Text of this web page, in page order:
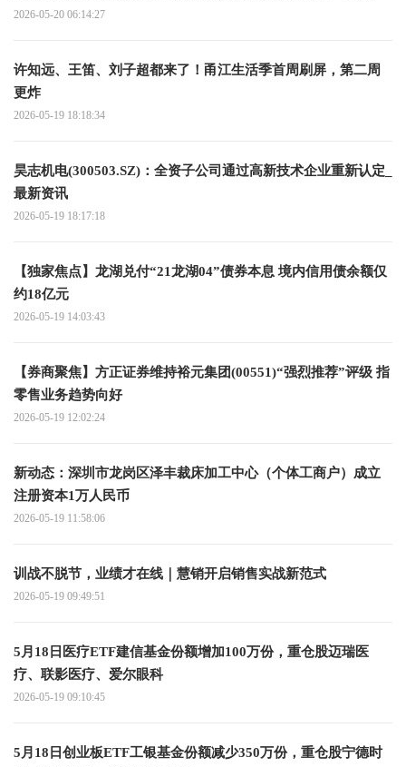
2026-05-20 06:14:27
许知远、王笛、刘子超都来了！甬江生活季首周刷屏，第二周
更炸
2026-05-19 18:18:34
昊志机电(300503.SZ)：全资子公司通过高新技术企业重新认定_
最新资讯
2026-05-19 18:17:18
【独家焦点】龙湖兑付“21龙湖04”债券本息 境内信用债余额仅
约18亿元
2026-05-19 14:03:43
【券商聚焦】方正证券维持裕元集团(00551)“强烈推荐”评级 指
零售业务趋势向好
2026-05-19 12:02:24
新动态：深圳市龙岗区泽丰裁床加工中心（个体工商户）成立
注册资本1万人民币
2026-05-19 11:58:06
训战不脱节，业绩才在线｜慧销开启销售实战新范式
2026-05-19 09:49:51
5月18日医疗ETF建信基金份额增加100万份，重仓股迈瑞医
疗、联影医疗、爱尔眼科
2026-05-19 09:10:45
5月18日创业板ETF工银基金份额减少350万份，重仓股宁德时